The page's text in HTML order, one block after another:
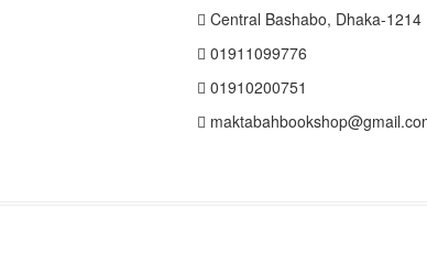
Central Bashabo, Dhaka-1214
01911099776
01910200751